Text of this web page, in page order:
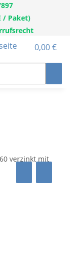
/ Paket)
0,00 €